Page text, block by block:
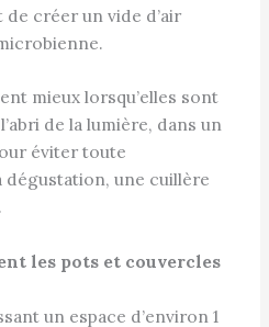
créer un vide d’air
mieux lorsqu’elles sont
de la lumière, dans un
éviter toute
une cuillère
les pots et couvercles
un espace d’environ 1